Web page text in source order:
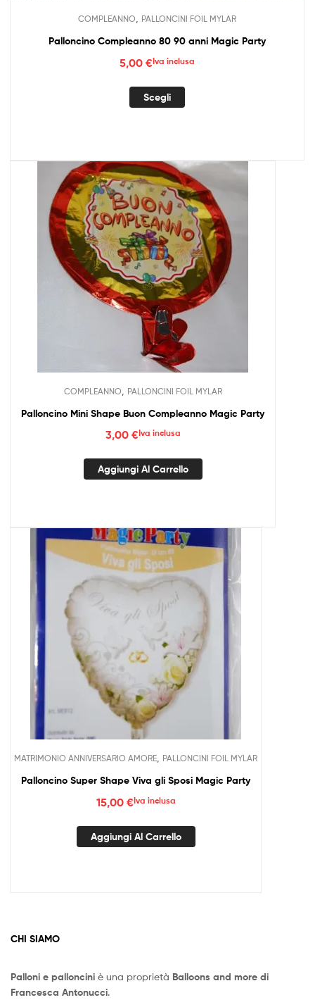
COMPLEANNO PALLONCINI FOIL MYLAR
Palloncino Compleanno 80 90 anni Magic Party
5,00 €Iva inclusa
Scegli
prodotto
Le
opzioni
possono
essere
scelte
nella
pagina
del
prodotto
COMPLEANNO PALLONCINI FOIL MYLAR
Palloncino Mini Shape Buon Compleanno Magic Party
3,00 €Iva inclusa
Aggiungi Al Carrello
MATRIMONIO ANNIVERSARIO AMORE, PALLONCINI FOIL MYLAR
Palloncino Super Shape Viva gli Sposi Magic Party
15,00 €Iva inclusa
Aggiungi Al Carrello
CHI SIAMO
Palloni e palloncini è una proprietà Balloons and more di
Francesca Antonucci.